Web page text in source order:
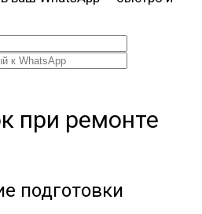
при ремонте
подготовки